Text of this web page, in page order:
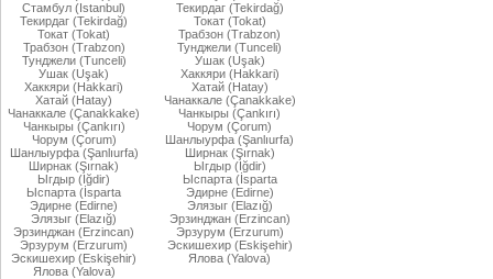
Стамбул (Istanbul)
Текирдаг (Tekirdağ)
Токат (Tokat)
Трабзон (Trabzon)
Тунджели (Tunceli)
Ушак (Uşak)
Хаккяри (Hakkari)
Хатай (Hatay)
Чанаккале (Çanakkake)
Чанкыры (Çankırı)
Чорум (Çorum)
Шанлыурфа (Şanlıurfa)
Ширнак (Şırnak)
Ыгдыр (Iğdir)
Ыспарта (İsparta
Эдирне (Edirne)
Элязыг (Elazığ)
Эрзинджан (Erzincan)
Эрзурум (Erzurum)
Эскишехир (Eskişehir)
Ялова (Yalova)
Текирдаг (Tekirdağ)
Токат (Tokat)
Трабзон (Trabzon)
Тунджели (Tunceli)
Ушак (Uşak)
Хаккяри (Hakkari)
Хатай (Hatay)
Чанаккале (Çanakkake)
Чанкыры (Çankırı)
Чорум (Çorum)
Шанлыурфа (Şanlıurfa)
Ширнак (Şırnak)
Ыгдыр (Iğdir)
Ыспарта (İsparta
Эдирне (Edirne)
Элязыг (Elazığ)
Эрзинджан (Erzincan)
Эрзурум (Erzurum)
Эскишехир (Eskişehir)
Ялова (Yalova)